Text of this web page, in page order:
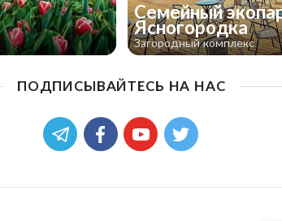
Семейный
Ясногородка
Загородный комплекс
ПОДПИСЫВАЙТЕСЬ НА НАС